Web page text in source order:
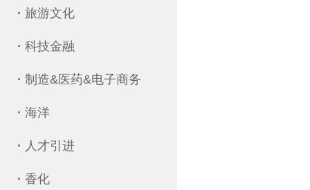
· 旅游文化
· 科技金融
· 制造&医药&电子商务
· 海洋
· 人才引进
· 香化